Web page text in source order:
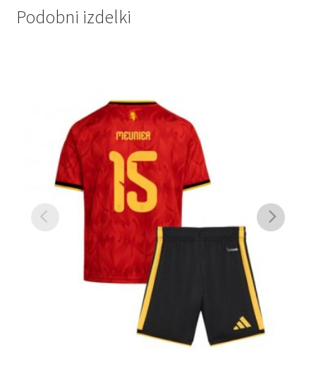
Podobni izdelki